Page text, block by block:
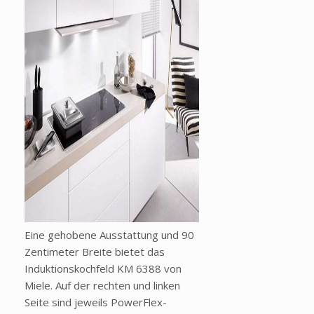
Eine gehobene Ausstattung und 90
Zentimeter Breite bietet das
Induktionskochfeld KM 6388 von
Miele. Auf der rechten und linken
Seite sind jeweils PowerFlex-